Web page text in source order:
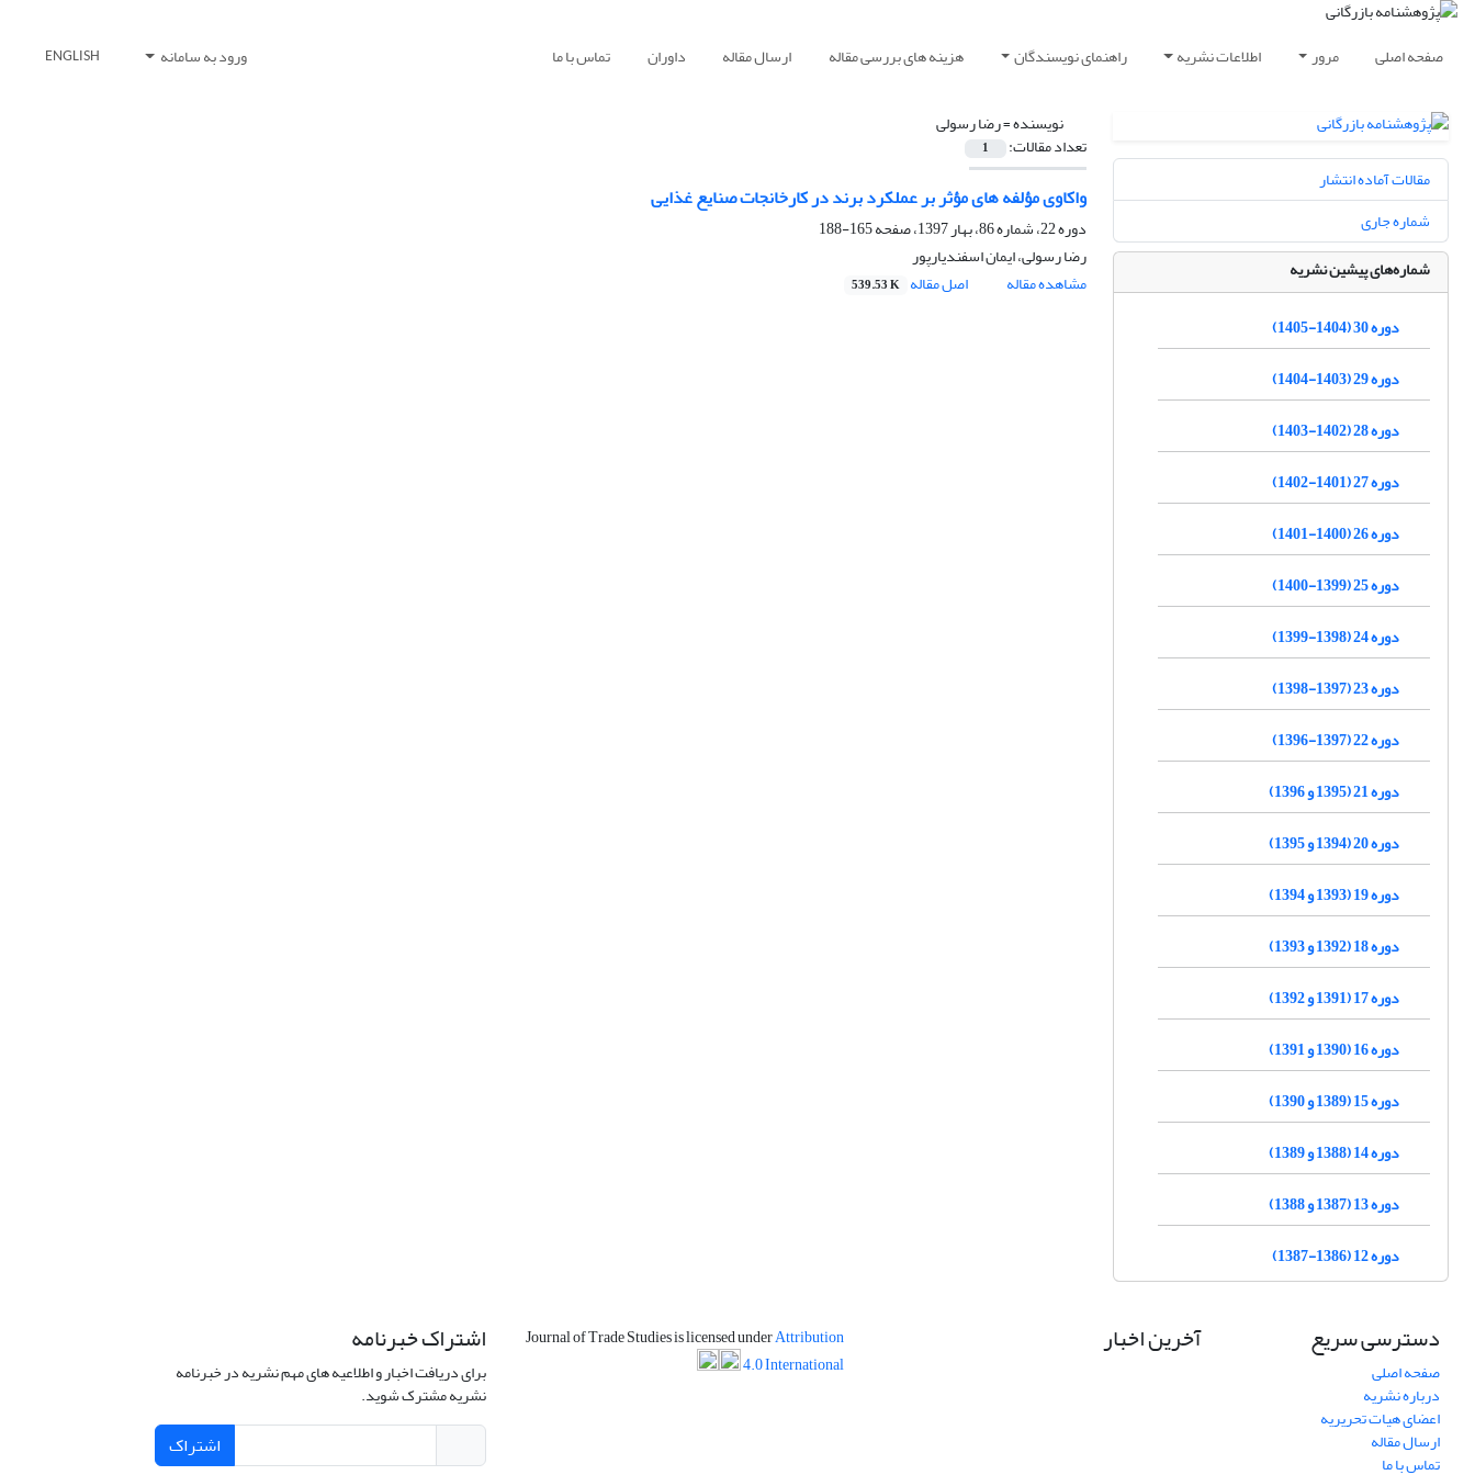
صفحه اصلی مرور اطلاعات نشریه راهنمای نویسندگان هزینه های بررسی مقاله ارسال مقاله داوران تماس با ما ورود به سامانه ENGLISH
نویسنده =رضا رسولی
تعداد مقالات: 1
واکاوی مؤلفه های مؤثر بر عملکرد برند در کارخانجات صنایع غذایی
دوره 22، شماره 86، بهار 1397، صفحه
165-188
رضا رسولی، ایمان اسفندیارپور
مشاهده مقاله
اصل مقاله 539.53 K
مقالات آماده انتشار
شماره جاری
شماره‌های پیشین نشریه
دوره 30 (1404-1405)
دوره 29 (1403-1404)
دوره 28 (1402-1403)
دوره 27 (1401-1402)
دوره 26 (1400-1401)
دوره 25 (1399-1400)
دوره 24 (1398-1399)
دوره 23 (1397-1398)
دوره 22 (1397-1396)
دوره 21 (1395 و 1396)
دوره 20 (1394 و 1395)
دوره 19 (1393 و 1394)
دوره 18 (1392 و 1393)
دوره 17 (1391 و 1392)
دوره 16 (1390 و 1391)
دوره 15 (1389 و 1390)
دوره 14 (1388 و 1389)
دوره 13 (1387 و 1388)
دوره 12 (1386-1387)
دسترسی سریع
صفحه اصلی
درباره نشریه
اعضای هیات تحریریه
ارسال مقاله
تماس با ما
آخرین اخبار Journal of Trade Studies is licensed underAttribution
4.0 International
اشتراک خبرنامه
برای دریافت اخبار و اطلاعیه های مهم نشریه در خبرنامه
نشریه مشترک شوید.
اشتراک